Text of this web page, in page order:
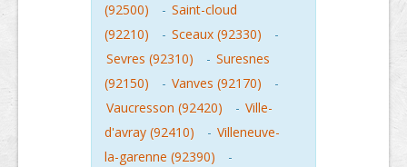
(92500)
- Saint-cloud
(92210)
- Sceaux (92330)
-
Sevres (92310)
- Suresnes
(92150)
- Vanves (92170)
-
Vaucresson (92420)
- Ville-
d'avray (92410)
- Villeneuve-
la-garenne (92390)
-